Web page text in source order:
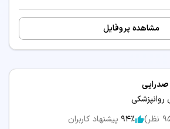
مشاهده پروفایل
صدرایی
نظر) 94٪ پیشنهاد کاربران